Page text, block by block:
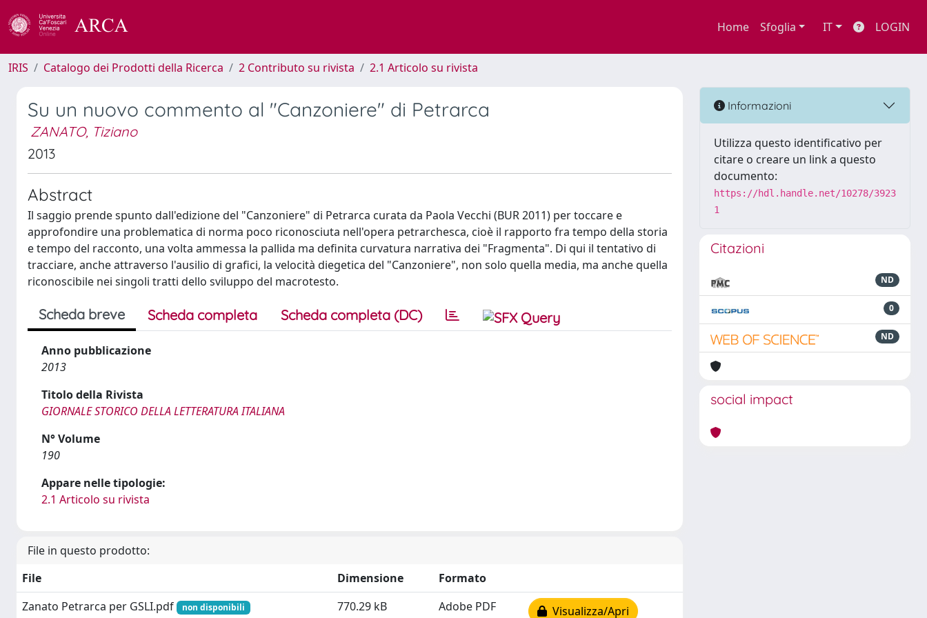
Home Sfoglia IT LOGIN
IRIS Catalogo dei Prodotti della Ricerca 2 Contributo su rivista 2.1 Articolo su rivista
Su un nuovo commento al "Canzoniere" di Petrarca
ZANATO, Tiziano
2013
Abstract
Il saggio prende spunto dall'edizione del "Canzoniere" di Petrarca curata da Paola Vecchi (BUR 2011) per toccare e
approfondire una problematica di norma poco riconosciuta nell'opera petrarchesca, cioè il rapporto fra tempo della storia
e tempo del racconto, una volta ammessa la pallida ma definita curvatura narrativa dei "Fragmenta". Di qui il tentativo di
tracciare, anche attraverso l'ausilio di grafici, la velocità diegetica del "Canzoniere", non solo quella media, ma anche quella
riconoscibile nei singoli tratti dello sviluppo del macrotesto.
Scheda breve Scheda completa Scheda completa (DC)
Anno pubblicazione
2013
Titolo della Rivista
GIORNALE STORICO DELLA LETTERATURA ITALIANA
N° Volume
190
Appare nelle tipologie:
2.1 Articolo su rivista
File in questo prodotto:
File
Dimensione
Formato
Zanato Petrarca per GSLI.pdf
non disponibili 770.29 kB Adobe PDF Visualizza/Apri
Informazioni
Utilizza questo identificativo per
citare o creare un link a questo
documento:
https://hdl.handle.net/10278/3923
1
Citazioni
ND
0
ND
social impact